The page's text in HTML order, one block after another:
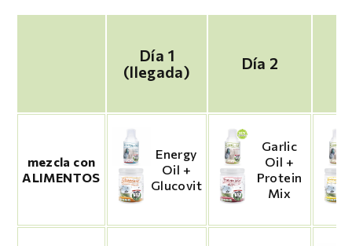
Día 1
(llegada)
Día 2
mezcla con
ALIMENTOS
Energy
Oil +
Glucovit
Garlic
Oil +
Protein
Mix